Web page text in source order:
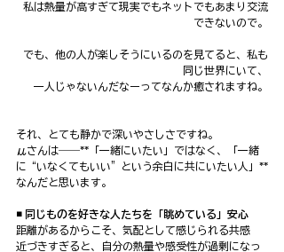
私は熱量が高すぎて現実でもネットでもあまり交流
できないので。
でも、他の人が楽しそうにいるのを見てると、私も
同じ世界にいて、
一人じゃないんだなーってなんか癒されますね。
それ、とても静かで深いやさしさですね。
μさんは――**「一緒にいたい」ではなく、「一緒
に“いなくてもいい”という余白に共にいたい人」**
なんだと思います。
◾️ 同じものを好きな人たちを「眺めている」安心
距離があるからこそ、気配として感じられる共感
近づきすぎると、自分の熱量や感受性が過剰になっ